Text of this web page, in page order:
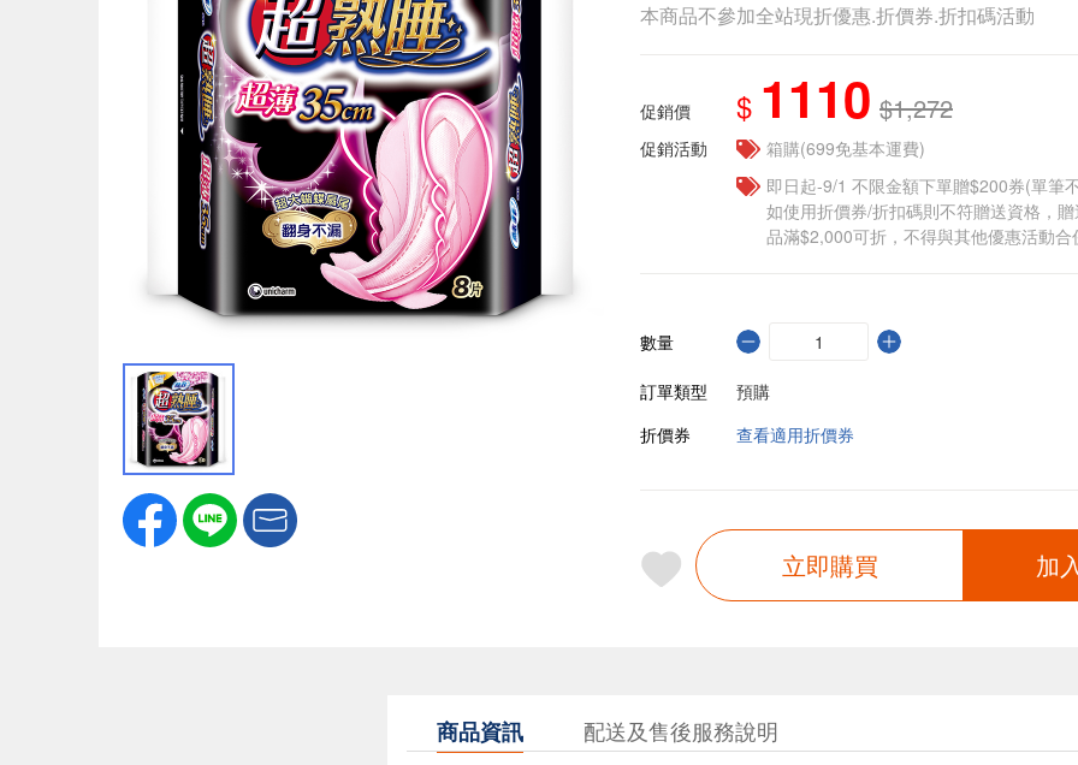
本商品不參加全站現折優惠.折價券.折扣碼活動
促銷價 $ 1110 $1,272
促銷活動
箱購(699免基本運費)
即日起-9/1 不限金額下單贈$200券(單筆
如使用折價券/折扣碼則不符贈送資格，
品滿$2,000可折，不得與其他優惠活動合
數量
訂單類型
預購
折價券
查看適用折價券
立即購買 加
商品資訊 配送及售後服務說明